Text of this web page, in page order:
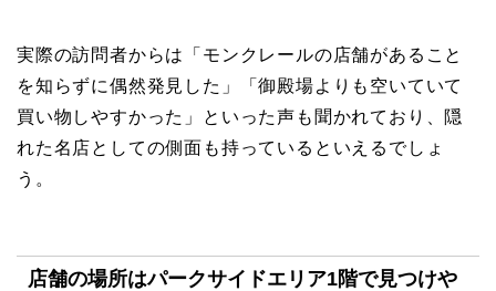
実際の訪問者からは「モンクレールの店舗があること
を知らずに偶然発見した」「御殿場よりも空いていて
買い物しやすかった」といった声も聞かれており、隠
れた名店としての側面も持っているといえるでしょ
う。
店舗の場所はパークサイドエリア1階で見つけや